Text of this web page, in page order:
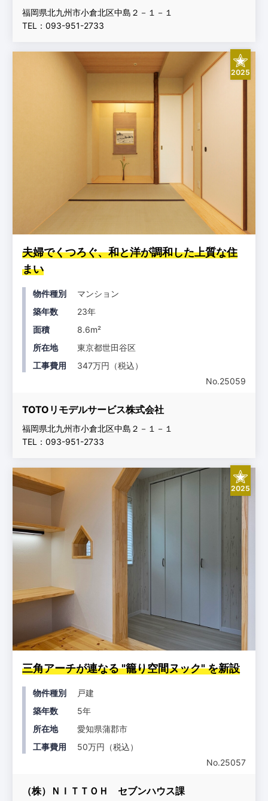
福岡県北九州市小倉北区中島２－１－１
TEL：093-951-2733
2025
夫婦でくつろぐ、和と洋が調和した上質な住
まい
物件種別
マンション
築年数
23年
面積
8.6m²
所在地
東京都世田谷区
工事費用
347万円（税込）
No.25059
TOTOリモデルサービス株式会社
福岡県北九州市小倉北区中島２－１－１
TEL：093-951-2733
2025
三角アーチが連なる "籠り空間ヌック" を新設
物件種別
戸建
築年数
5年
所在地
愛知県蒲郡市
工事費用
50万円（税込）
No.25057
（株）ＮＩＴＴＯＨ セブンハウス課